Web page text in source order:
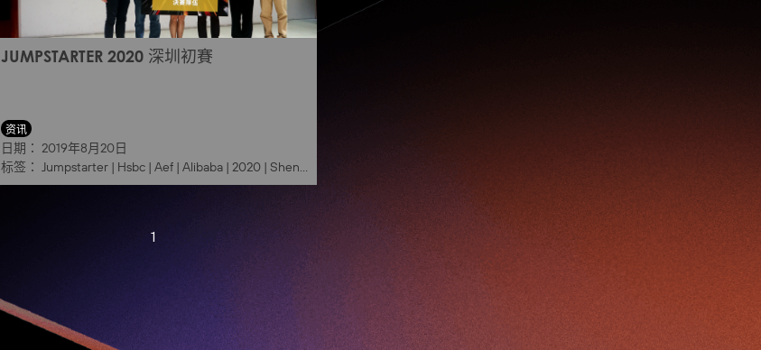
JUMPSTARTER 2020 深圳初賽
资讯
日期： 2019年8月20日
标签： Jumpstarter | Hsbc | Aef | Alibaba | 2020 | Shenzhen
1